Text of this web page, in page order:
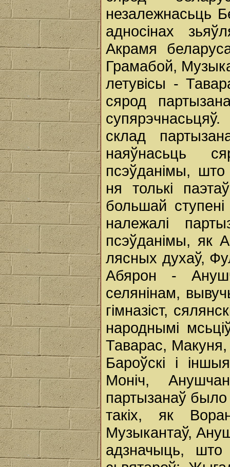
незалежнасьць
адносінах
Акрамя
Грамабой,
летувісы -
сярод
склад
наяўнасьць
псэўданімы,
ня толькі
большай
належалі
псэўданімы, як
лясных духаў,
Абярон -
селянінам,
гімназіст,
народнымі
Таварас, Макуня,
Бароўскі i
Моніч,
партызанаў
такіх, як
Музыкантаў,
адзначыць, што